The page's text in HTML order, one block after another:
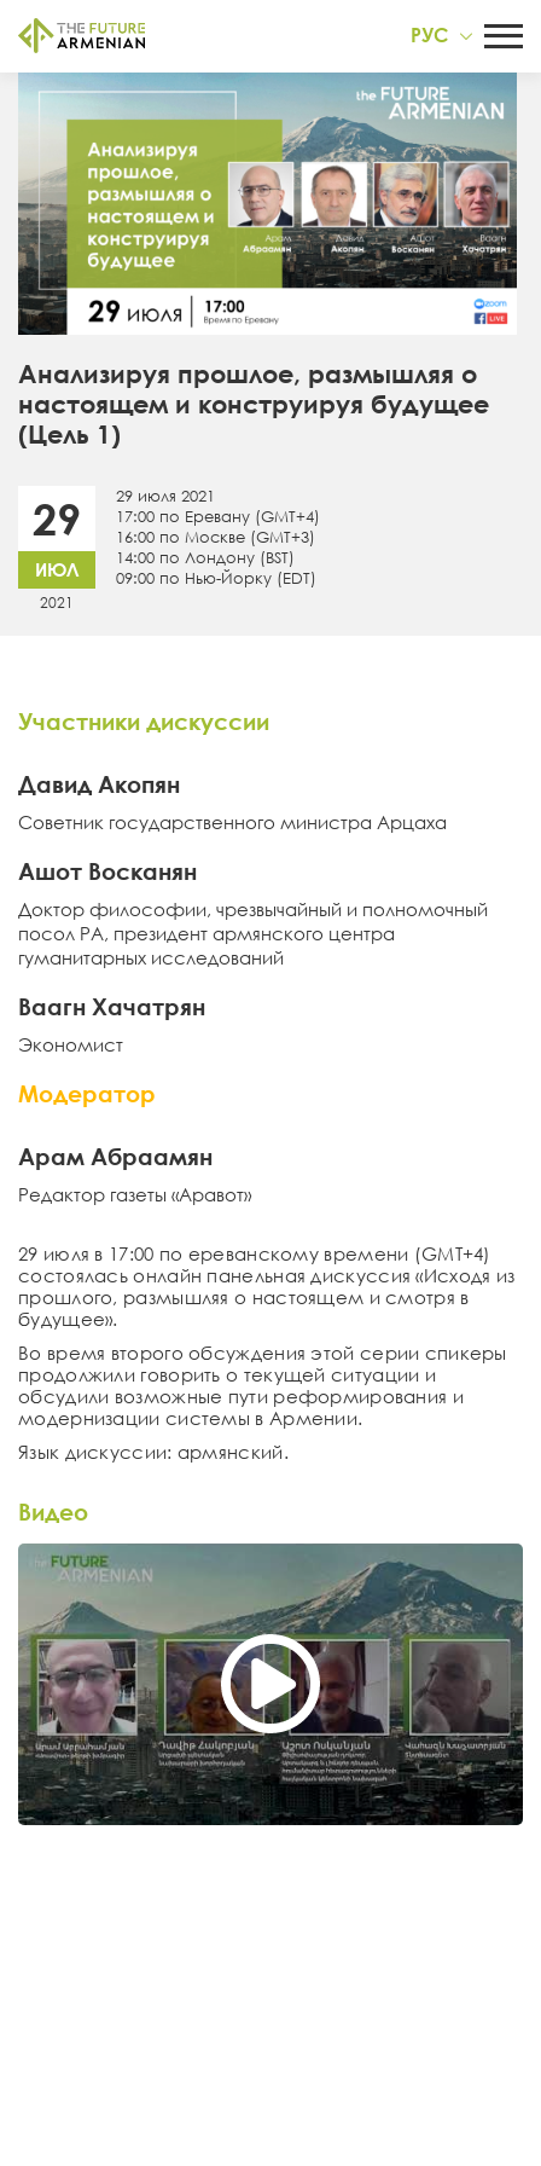
РУС
Анализируя прошлое, размышляя о
настоящем и конструируя будущее
(Цель 1)
29
ИЮЛ
2021
29 июля 2021
17:00 по Еревану (GMT+4)
16:00 по Москве (GMT+3)
14:00 по Лондону (BST)
09:00 по Нью-Йорку (EDT)
Участники дискуссии
Давид Акопян
Советник государственного министра Арцаха
Ашот Восканян
Доктор философии, чрезвычайный и полномочный
посол РА, президент армянского центра
гуманитарных исследований
Ваагн Хачатрян
Экономист
Модератор
Арам Абраамян
Редактор газеты «Аравот»
29 июля в 17:00 по ереванскому времени (GMT+4)
состоялась онлайн панельная дискуссия «Исходя из
прошлого, размышляя о настоящем и смотря в
будущее».
Во время второго обсуждения этой серии спикеры
продолжили говорить о текущей ситуации и
обсудили возможные пути реформирования и
модернизации системы в Армении.
Язык дискуссии: армянский.
Видео